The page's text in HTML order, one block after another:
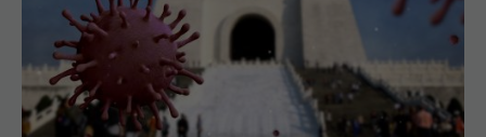
China neagă acuzația CIA cu privire la apariția
COVID din laborator: E extrem de puţin probabil
să fi existat o scurgere din laborator